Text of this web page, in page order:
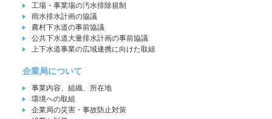
工場・事業場の汚水排除規制
雨水排水計画の協議
農村下水道の事前協議
公共下水道大量排水計画の事前協議
上下水道事業の広域連携に向けた取組
企業局について
事業内容、組織、所在地
環境への取組
企業局の災害・事故防止対策